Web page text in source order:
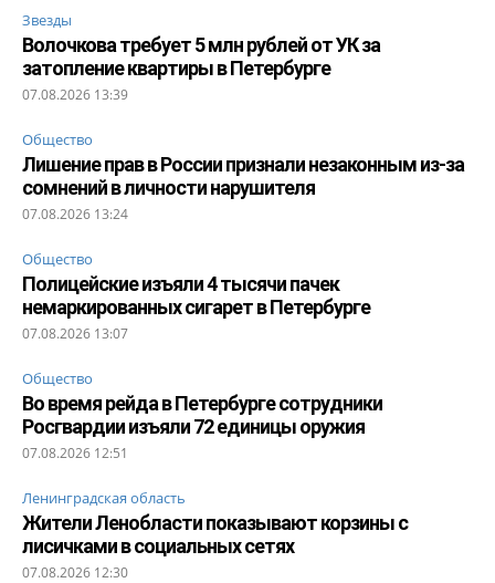
Звезды
Волочкова требует 5 млн рублей от УК за
затопление квартиры в Петербурге
07.08.2026 13:39
Общество
Лишение прав в России признали незаконным из-за
сомнений в личности нарушителя
07.08.2026 13:24
Общество
Полицейские изъяли 4 тысячи пачек
немаркированных сигарет в Петербурге
07.08.2026 13:07
Общество
Во время рейда в Петербурге сотрудники
Росгвардии изъяли 72 единицы оружия
07.08.2026 12:51
Ленинградская область
Жители Ленобласти показывают корзины с
лисичками в социальных сетях
07.08.2026 12:30